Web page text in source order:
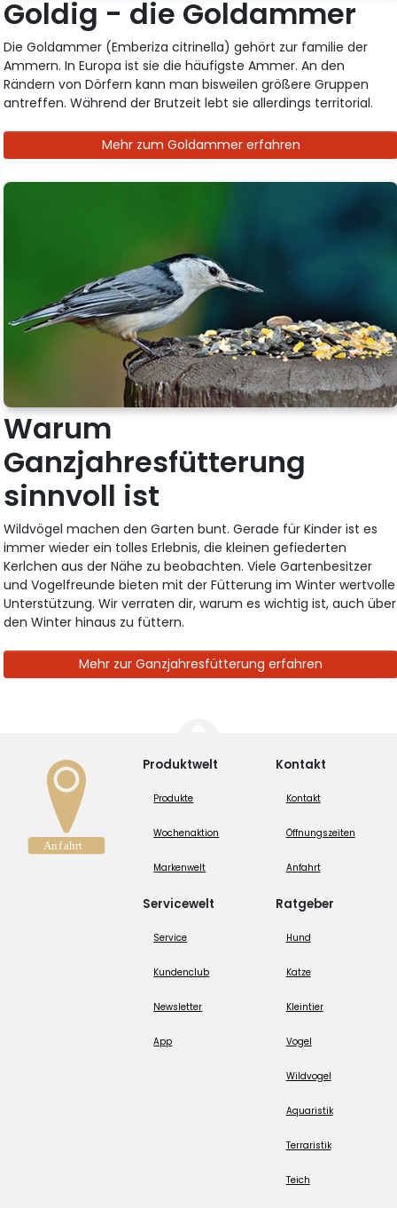
Goldig - die Goldammer
Die Goldammer (Emberiza citrinella) gehört zur familie der
Ammern. In Europa ist sie die häufigste Ammer. An den
Rändern von Dörfern kann man bisweilen größere Gruppen
antreffen. Während der Brutzeit lebt sie allerdings territorial.
Mehr zum Goldammer erfahren
Warum
Ganzjahresfütterung
sinnvoll ist
Wildvögel machen den Garten bunt. Gerade für Kinder ist es
immer wieder ein tolles Erlebnis, die kleinen gefiederten
Kerlchen aus der Nähe zu beobachten. Viele Gartenbesitzer
und Vogelfreunde bieten mit der Fütterung im Winter wertvolle
Unterstützung. Wir verraten dir, warum es wichtig ist, auch über
den Winter hinaus zu füttern.
Mehr zur Ganzjahresfütterung erfahren
Produktwelt
Produkte
Wochenaktion
Markenwelt
Servicewelt
Service
Kundenclub
Newsletter
App
Kontakt
Kontakt
Öffnungszeiten
Anfahrt
Ratgeber
Hund
Katze
Kleintier
Vogel
Wildvogel
Aquaristik
Terraristik
Teich